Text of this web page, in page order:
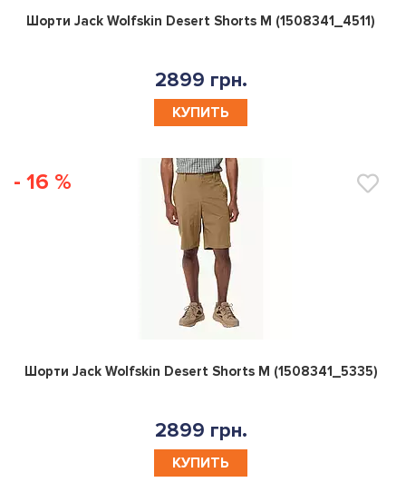
0
Шорти Jack Wolfskin Desert Shorts M (1508341_4511)
2899 грн.
КУПИТЬ
- 16 %
0
Шорти Jack Wolfskin Desert Shorts M (1508341_5335)
2899 грн.
КУПИТЬ